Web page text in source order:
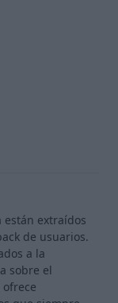
están extraídos
de usuarios.
a la
sobre el